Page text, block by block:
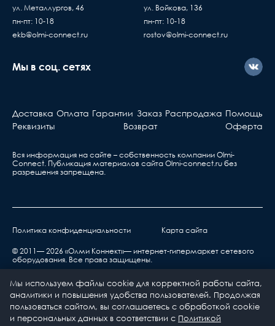
ул. Металлургов, 46
пн-пт: 10-18
ekb@olmi-connect.ru
ул. Войкова, 136
пн-пт: 10-18
rostov@olmi-connect.ru
Мы в соц. сетях
Доставка Оплата Гарантии Заказ Распродажа Помощь
Реквизиты
Возврат Оферта
Вся информация на сайте – собственность компании Olmi-
Сonnect. Публикация материалов сайта Olmi-connect.ru без
разрешения запрещена.
Политика конфиденциальности Карта сайта
© 2011— 2026 «Олми Коннект»— интернет-гипермаркет сетевого
оборудования. Все права защищены.
Мы используем файлы cookie для корректной работы сайта,
аналитики и повышения удобства пользователей. Продолжая
пользоваться сайтом, вы соглашаетесь с обработкой cookie
и персональных данных в соответствии с Политикой